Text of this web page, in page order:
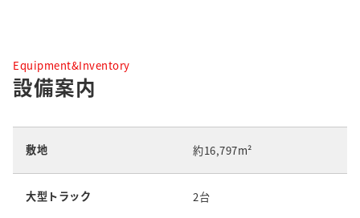
Equipment&Inventory
設備案内
敷地 約16,797m²
大型トラック 2台